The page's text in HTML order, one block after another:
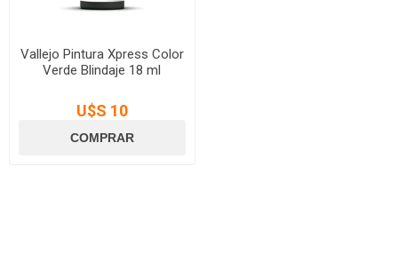
Vallejo Pintura Xpress Color
Verde Blindaje 18 ml
U$S 10